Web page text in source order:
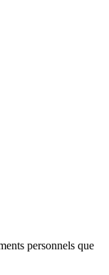
personnels que